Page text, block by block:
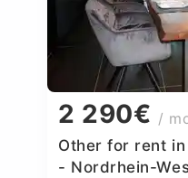
2 290€ /
Other for rent in
- Nordrhein-